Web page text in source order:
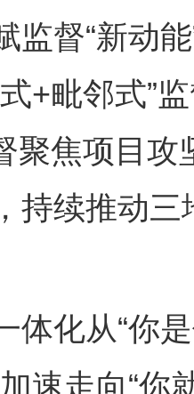
监督“新动
+毗邻式”
聚焦项目攻
持续推动
化从“你是
速走向“你